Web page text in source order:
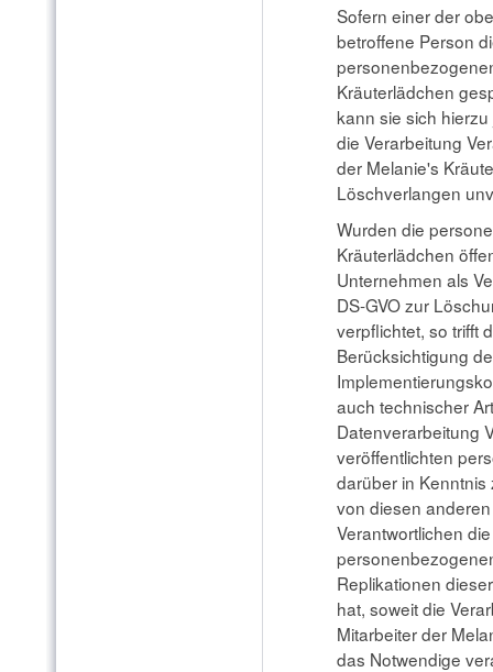
Sofern einer der
betroffene Person
Kräuterlädchen
kann sie sich
die Verarbeitung
der Melanie's
Löschverlangen
Wurden die
Kräuterlädchen
Unternehmen als
DS-GVO zur
verpflichtet, so trifft
Berücksichtigung
auch technischer
Datenverarbeitung
veröffentlichten
darüber in
von diesen
Verantwortlichen
Replikationen
hat, soweit die
Mitarbeiter der
das Notwendige